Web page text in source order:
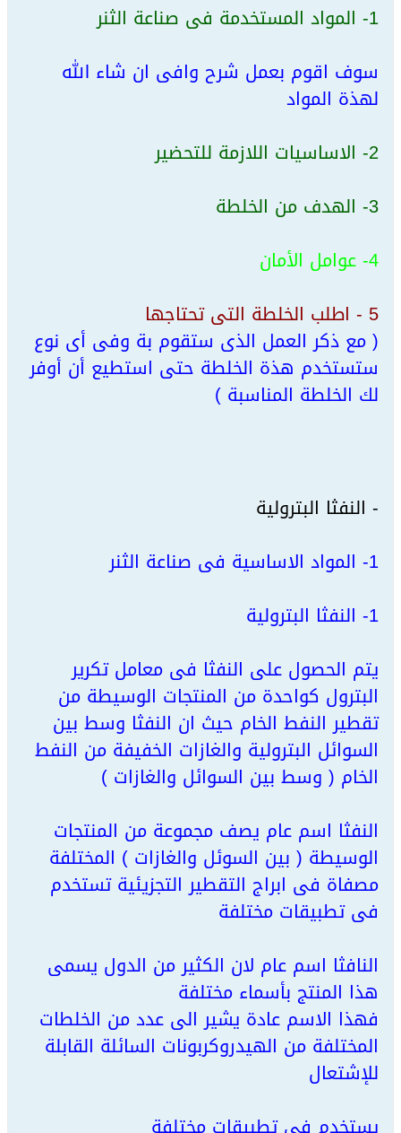
1- المواد المستخدمة فى صناعة الثنر
سوف اقوم بعمل شرح وافى ان شاء الله
لهذة المواد
2- الاساسيات اللازمة للتحضير
3- الهدف من الخلطة
4- عوامل الأمان
5 - اطلب الخلطة التى تحتاجها
( مع ذكر العمل الذى ستقوم بة وفى أى نوع
ستستخدم هذة الخلطة حتى استطيع أن أوفر
لك الخلطة المناسبة )
- النفثا البترولية
1- المواد الاساسية فى صناعة الثنر
1- النفثا البترولية
يتم الحصول على النفثا فى معامل تكرير
البترول كواحدة من المنتجات الوسيطة من
تقطير النفط الخام حيث ان النفثا وسط بين
السوائل البترولية والغازات الخفيفة من النفط
الخام ( وسط بين السوائل والغازات )
النفثا اسم عام يصف مجموعة من المنتجات
الوسيطة ( بين السوئل والغازات ) المختلفة
مصفاة فى ابراج التقطير التجزيئية تستخدم
فى تطبيقات مختلفة
النافثا اسم عام لان الكثير من الدول يسمى
هذا المنتج بأسماء مختلفة
فهذا الاسم عادة يشير الى عدد من الخلطات
المختلفة من الهيدروكربونات السائلة القابلة
للإشتعال